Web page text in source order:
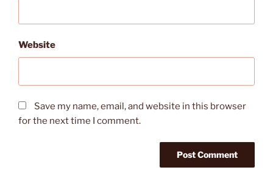
Website
Save my name, email, and website in this browser
for the next time I comment.